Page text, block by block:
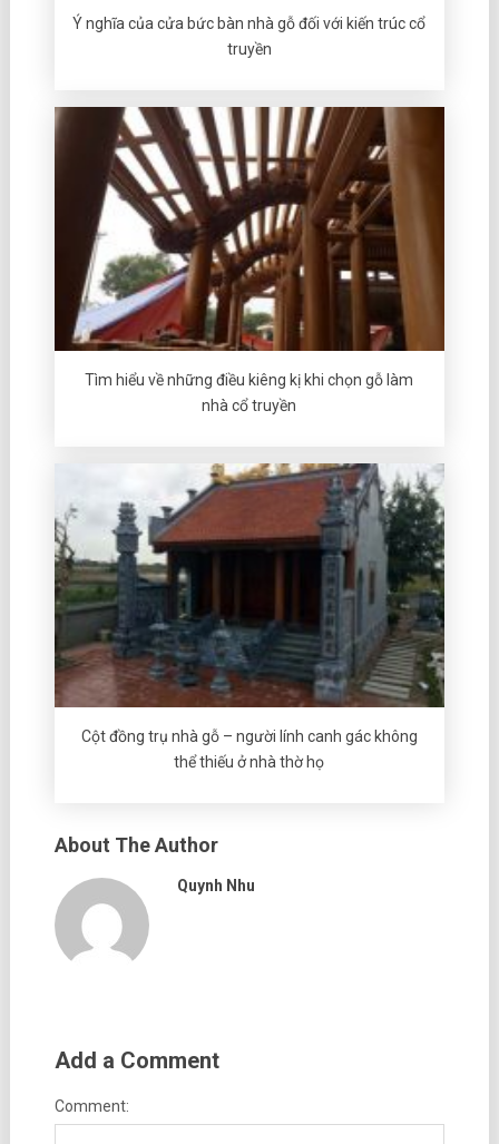
Ý nghĩa của cửa bức bàn nhà gỗ đối với kiến trúc cổ
truyền
Tìm hiểu về những điều kiêng kị khi chọn gỗ làm
nhà cổ truyền
Cột đồng trụ nhà gỗ – người lính canh gác không
thể thiếu ở nhà thờ họ
About The Author
Quynh Nhu
Add a Comment
Comment: